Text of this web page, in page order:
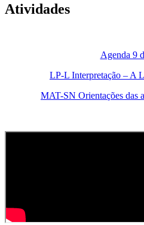
Atividades
Agenda 9
LP-L Interpretação – A
MAT-SN Orientações das